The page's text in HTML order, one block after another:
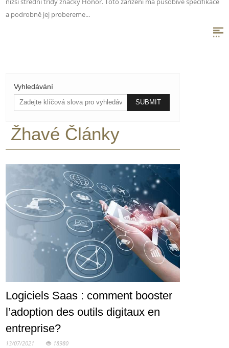
nižší střední třídy značky Honor. Toto zařízení má působivé specifikace
a podrobně jej probereme...
Vyhledávání
Žhavé Články
Logiciels Saas : comment booster
l’adoption des outils digitaux en
entreprise?
13/07/2021 18980